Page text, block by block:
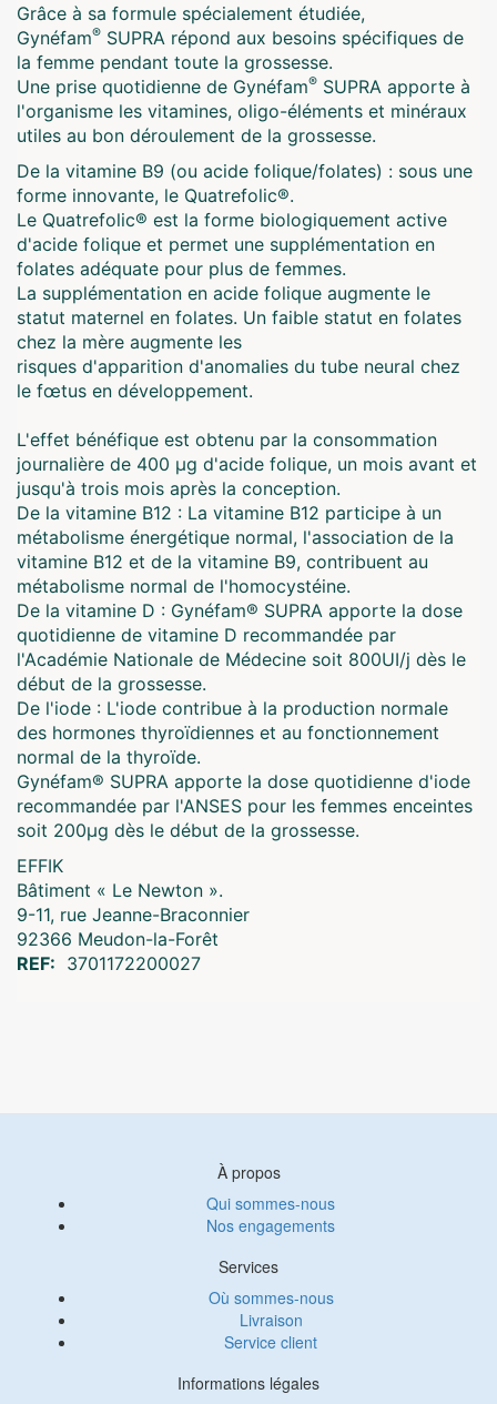
Grâce à sa formule spécialement étudiée,
Gynéfam® SUPRA répond aux besoins spécifiques de
la femme pendant toute la grossesse.
Une prise quotidienne de Gynéfam® SUPRA apporte à
l'organisme les vitamines, oligo-éléments et minéraux
utiles au bon déroulement de la grossesse.
De la vitamine B9 (ou acide folique/folates) : sous une
forme innovante, le Quatrefolic®.
Le Quatrefolic® est la forme biologiquement active
d'acide folique et permet une supplémentation en
folates adéquate pour plus de femmes.
La supplémentation en acide folique augmente le
statut maternel en folates. Un faible statut en folates
chez la mère augmente les
risques d'apparition d'anomalies du tube neural chez
le fœtus en développement.
L'effet bénéfique est obtenu par la consommation
journalière de 400 μg d'acide folique, un mois avant et
jusqu'à trois mois après la conception.
De la vitamine B12 : La vitamine B12 participe à un
métabolisme énergétique normal, l'association de la
vitamine B12 et de la vitamine B9, contribuent au
métabolisme normal de l'homocystéine.
De la vitamine D : Gynéfam® SUPRA apporte la dose
quotidienne de vitamine D recommandée par
l'Académie Nationale de Médecine soit 800UI/j dès le
début de la grossesse.
De l'iode : L'iode contribue à la production normale
des hormones thyroïdiennes et au fonctionnement
normal de la thyroïde.
Gynéfam® SUPRA apporte la dose quotidienne d'iode
recommandée par l'ANSES pour les femmes enceintes
soit 200µg dès le début de la grossesse.
EFFIK
Bâtiment « Le Newton ».
9-11, rue Jeanne-Braconnier
92366 Meudon-la-Forêt
REF: 3701172200027
À propos
Qui sommes-nous
Nos engagements
Services
Où sommes-nous
Livraison
Service client
Informations légales